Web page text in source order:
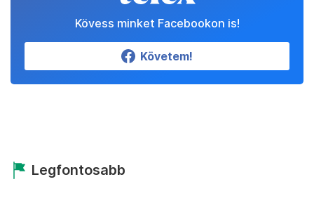
Kövess minket Facebookon is!
Követem!
Legfontosabb